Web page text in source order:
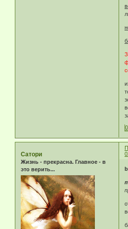
0
Сатори
Жизнь - прекрасна. Главное - в
это верить...